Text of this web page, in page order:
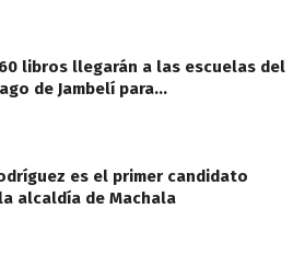
libros llegarán a las escuelas del
de Jambelí para…
es el primer candidato
alcaldía de Machala